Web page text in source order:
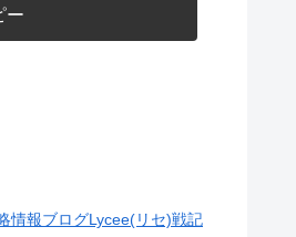
ー
情報ブログLycee(リセ)戦記